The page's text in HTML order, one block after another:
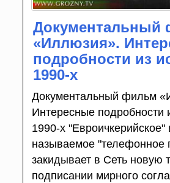
Документальный
«Иллюзия».
подробности из
1990-х
Документальный фильм
Интересные подробности
1990-х "Евроичкерийское"
называемое "телефонное
закидывает в Сеть новую
подписании мирного